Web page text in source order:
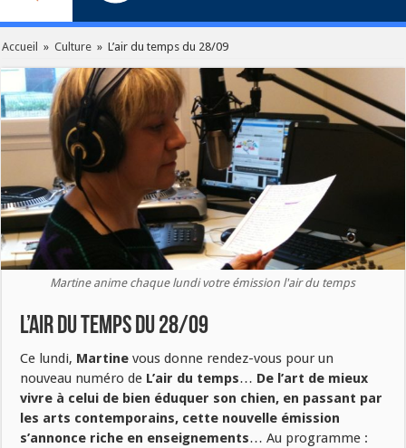
Accueil » Culture » L’air du temps du 28/09
Martine anime chaque lundi votre émission l'air du temps
L’air du temps du 28/09
Ce lundi, Martine vous donne rendez-vous pour un
nouveau numéro de L’air du temps… De l’art de mieux
vivre à celui de bien éduquer son chien, en passant par
les arts contemporains, cette nouvelle émission
s’annonce riche en enseignements… Au programme :